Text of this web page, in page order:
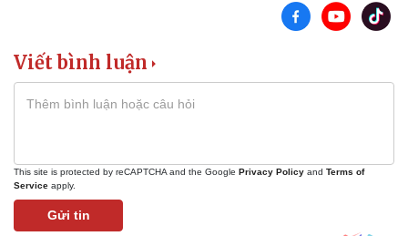
Thể thao
Bóng đá
Lịch thi đấu bóng đá
Ô tô - Xe máy
Viết bình luận
This site is protected by reCAPTCHA and the Google Privacy Policy and Terms of
Service apply.
Gửi tin